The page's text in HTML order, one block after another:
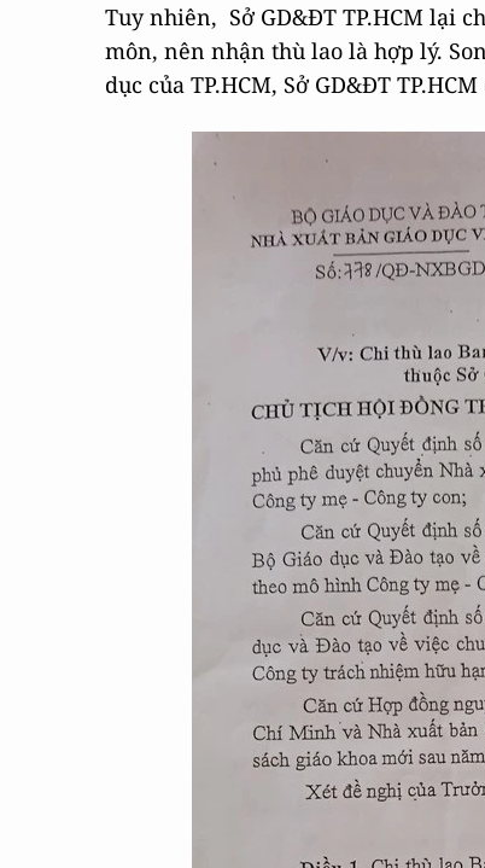
Tuy nhiên, Sở GD&ĐT TP.HCM lại
môn, nên nhận thù lao là hợp lý.
dục của TP.HCM, Sở GD&ĐT